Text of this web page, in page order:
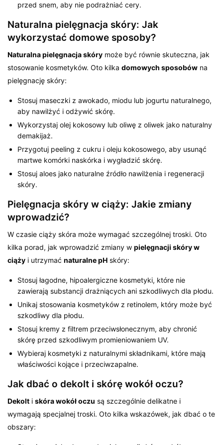
przed snem, aby nie podrażniać cery.
Naturalna pielęgnacja skóry: Jak
wykorzystać domowe sposoby?
Naturalna pielęgnacja skóry może być równie skuteczna, jak
stosowanie kosmetyków. Oto kilkadomowych sposobów na
pielęgnację skóry:
Stosuj maseczki z awokado, miodu lub jogurtu naturalnego,
aby nawilżyć i odżywić skórę.
Wykorzystaj olej kokosowy lub oliwę z oliwek jako naturalny
demakijaż.
Przygotuj peeling z cukru i oleju kokosowego, aby usunąć
martwe komórki naskórka i wygładzić skórę.
Stosuj aloes jako naturalne źródło nawilżenia i regeneracji
skóry.
Pielęgnacja skóry w ciąży: Jakie zmiany
wprowadzić?
W czasie ciąży skóra może wymagać szczególnej troski. Oto
kilka porad, jak wprowadzić zmiany wpielęgnacji skóry w
ciąży i utrzymaćnaturalne pH skóry:
Stosuj łagodne, hipoalergiczne kosmetyki, które nie
zawierają substancji drażniących ani szkodliwych dla płodu.
Unikaj stosowania kosmetyków z retinolem, który może być
szkodliwy dla płodu.
Stosuj kremy z filtrem przeciwsłonecznym, aby chronić
skórę przed szkodliwym promieniowaniem UV.
Wybieraj kosmetyki z naturalnymi składnikami, które mają
właściwości kojące i przeciwzapalne.
Jak dbać o dekolt i skórę wokół oczu?
Dekolt iskóra wokół oczu są szczególnie delikatne i
wymagają specjalnej troski. Oto kilka wskazówek, jak dbać o te
obszary: